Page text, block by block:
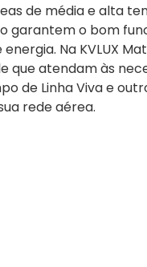
de média e alta
garantem o bom
Na KVLUX
que atendam às
de Linha Viva e
rede aérea.